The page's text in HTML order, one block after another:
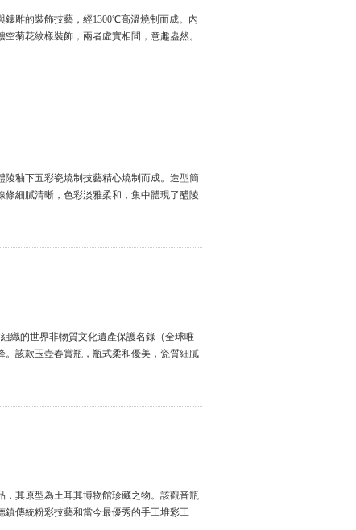
雕的裝飾技藝，經1300℃高溫燒制而成。內
菊花紋樣裝飾，兩者虛實相間，意趣盎然。
釉下五彩瓷燒制技藝精心燒制而成。造型簡
細膩清晰，色彩淡雅柔和，集中體現了醴陵
織的世界非物質文化遺產保護名錄（全球唯
該款玉壺春賞瓶，瓶式柔和優美，瓷質細膩
其原型為土耳其博物館珍藏之物。該觀音瓶
鎮傳統粉彩技藝和當今最優秀的手工堆彩工